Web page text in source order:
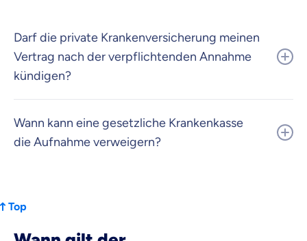
Darf die private Krankenversicherung meinen
Vertrag nach der verpflichtenden Annahme
kündigen?
Wann kann eine gesetzliche Krankenkasse
die Aufnahme verweigern?
Top